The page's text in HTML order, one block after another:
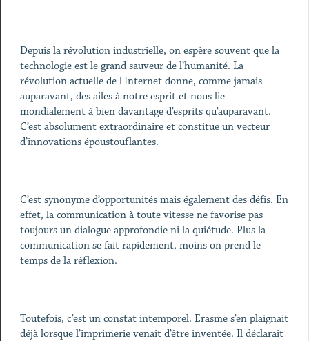
Depuis la révolution industrielle, on espère souvent que la
technologie est le grand sauveur de l’humanité. La
révolution actuelle de l'Internet donne, comme jamais
auparavant, des ailes à notre esprit et nous lie
mondialement à bien davantage d’esprits qu’auparavant.
C’est absolument extraordinaire et constitue un vecteur
d’innovations époustouflantes.
C’est synonyme d’opportunités mais également des défis. En
effet, la communication à toute vitesse ne favorise pas
toujours un dialogue approfondie ni la quiétude. Plus la
communication se fait rapidement, moins on prend le
temps de la réflexion.
Toutefois, c’est un constat intemporel. Erasme s’en plaignait
déjà lorsque l’imprimerie venait d’être inventée. Il déclarait